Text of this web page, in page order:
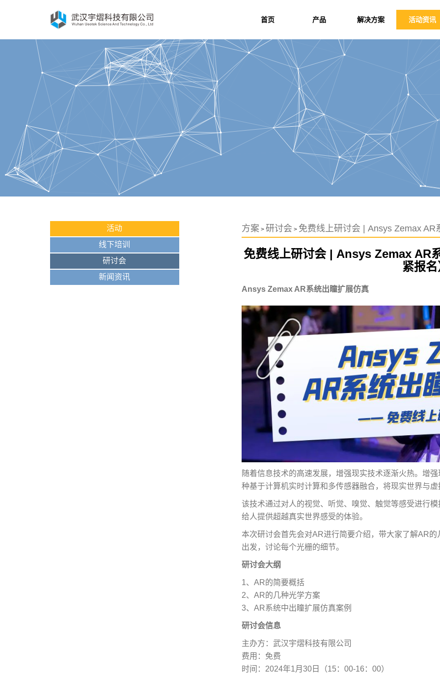
首页 产品 解决方案 活动资讯
活动
线下培训
研讨会
新闻资讯
方案 > 研讨会 > 免费线上研讨会 | Ansys Zemax
免费线上研讨会 | Ansys Zemax AR
紧报
Ansys Zemax AR系统出瞳扩展仿真
随着信息技术的高速发展，增强现实技术逐渐火热。增
种基于计算机实时计算和多传感器融合，将现实世界与
该技术通过对人的视觉、听觉、嗅觉、触觉等感受进行
给人提供超越真实世界感受的体验。
本次研讨会首先会对AR进行简要介绍，带大家了解AR
出发，讨论每个光栅的细节。
研讨会大纲
1、AR的简要概括
2、AR的几种光学方案
3、AR系统中出瞳扩展仿真案例
研讨会信息
主办方：武汉宇熠科技有限公司
费用：免费
时间：2024年1月30日（15：00-16：00）